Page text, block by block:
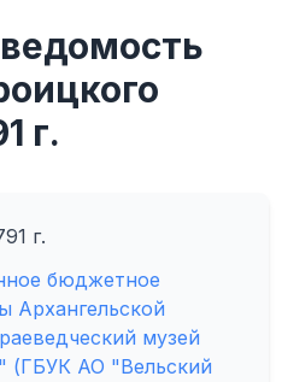
г.
г.
бюджетное
Архангельской
музей
(ГБУК АО "Вельский